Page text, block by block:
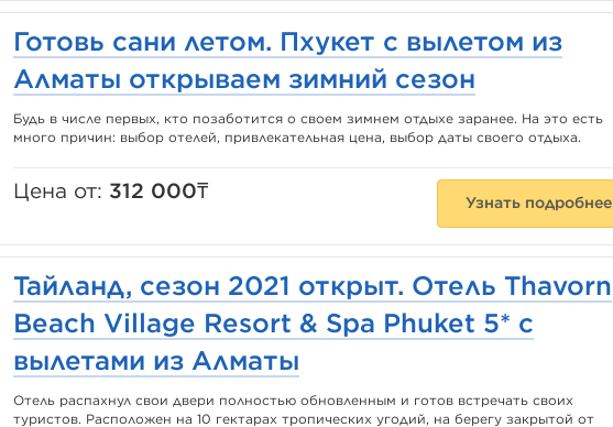
Готовь сани летом. Пхукет с вылетом из
Алматы открываем зимний сезон
Будь в числе первых, кто позаботится о своем зимнем отдыхе заранее. На это есть
много причин: выбор отелей, привлекательная цена, выбор даты своего отдыха.
Цена от: 312 000₸
Узнать подробнее
Тайланд, сезон 2021 открыт. Отель Thavorn
Beach Village Resort & Spa Phuket 5* с
вылетами из Алматы
Отель распахнул свои двери полностью обновленным и готов встречать своих
туристов. Расположен на 10 гектарах тропических угодий, на берегу закрытой от